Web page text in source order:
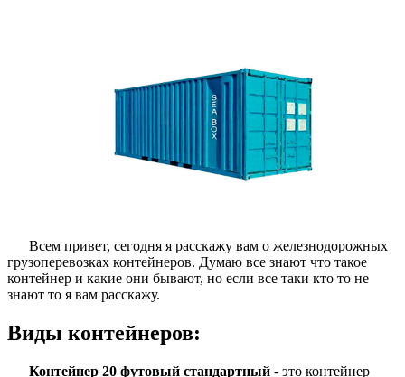
Всем привет, сегодня я расскажу вам о железнодорожных
грузоперевозках контейнеров. Думаю все знают что такое
контейнер и какие они бывают, но если все таки кто то не
знают то я вам расскажу.
Виды контейнеров:
Контейнер 20 футовый стандартный - это контейнер